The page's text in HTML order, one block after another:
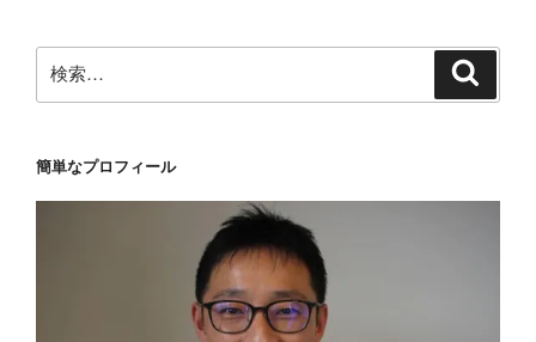
索:
簡単なプロフィール